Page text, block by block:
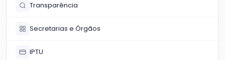
Transparência
Secretarias e Órgãos
IPTU